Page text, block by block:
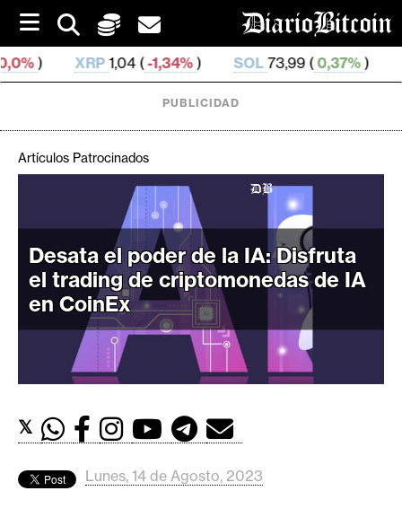
i
p
t
o
1,04 (-1,34%) SOL73,99 ( 0,37%) TRX0,326 978
r
i
p
t
o
M
e
r
a
d
o
s
PUBLICIDAD
Artículos Patrocinados
Desata el poder de la IA: Disfruta
el trading de criptomonedas de IA
en CoinEx
𝕏
Lunes, 14 de Agosto, 2023